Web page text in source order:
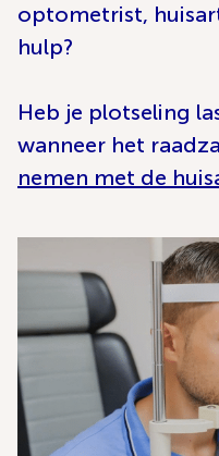
optometrist,
hulp?
Heb je plotseling
wanneer het
nemen met de